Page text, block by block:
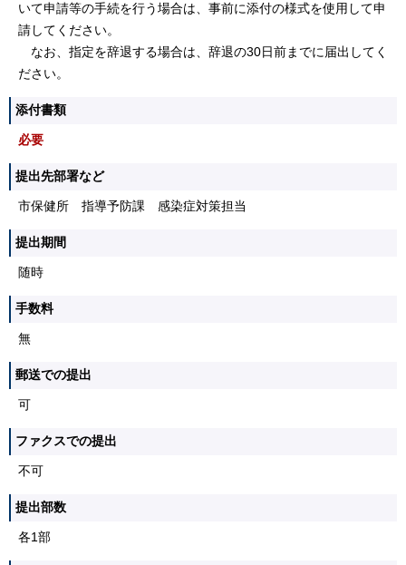
いて申請等の手続を行う場合は、事前に添付の様式を使用して申
請してください。
なお、指定を辞退する場合は、辞退の30日前までに届出してく
ださい。
添付書類
必要
提出先部署など
市保健所 指導予防課 感染症対策担当
提出期間
随時
手数料
無
郵送での提出
可
ファクスでの提出
不可
提出部数
各1部